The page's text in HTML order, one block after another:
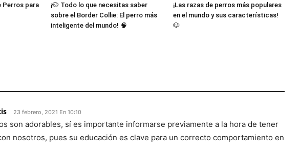
Perros para
¡🐶 Todo lo que necesitas saber
sobre el Border Collie: El perro más
inteligente del mundo! 🧠
¡Las razas de perros más populares
en el mundo y sus características!
🐶
23 febrero, 2021 En 10:10
son adorables, sí es importante informarse previamente a la hora de tener
nosotros, pues su educación es clave para un correcto comportamiento en